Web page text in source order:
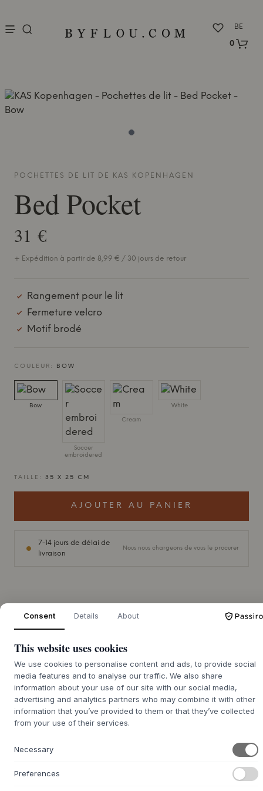
BE
0
POCHETTES DE LIT DE KAS KOPENHAGEN
Bed Pocket
31 €
+ Expédition à partir de 8,99 € / 30 jours de retour
Rangement pour le lit
Fermeture velcro
Motif brodé
COULEUR: BOW
Bow
Soccer
embroidered
Cream
White
TAILLE: 35 X 25 CM
AJOUTER AU PANIER
7-14 jours de délai de
livraison
Nous nous chargeons de vous le procurer
DESCRIPTION +
pochette pour barre de lit, la solution idéale pour ranger
votre enfant a besoin à portée de main.
La pochette est fabriquée en toile de coton, un matériau
naturel durable à la structure solide. La pochette conserve
donc bien sa forme, ce qui permet à votre enfant
d'attraper facilement sa sucette pendant la nuit.
fermeture velcro qui la maintient stable et lui confère un
Consent Details About
This website uses cookies
We use cookies to personalise content and ads, to provide social
media features and to analyse our traffic. We also share
information about your use of our site with our social media,
advertising and analytics partners who may combine it with other
information that you’ve provided to them or that they’ve collected
from your use of their services.
Necessary
Preferences